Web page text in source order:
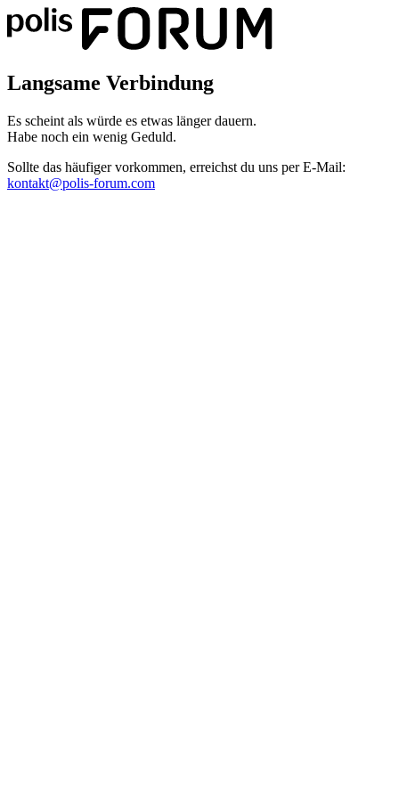
Langsame Verbindung
Es scheint als würde es etwas länger dauern.
Habe noch ein wenig Geduld.
Sollte das häufiger vorkommen, erreichst du uns per E-Mail:
kontakt@polis-forum.com